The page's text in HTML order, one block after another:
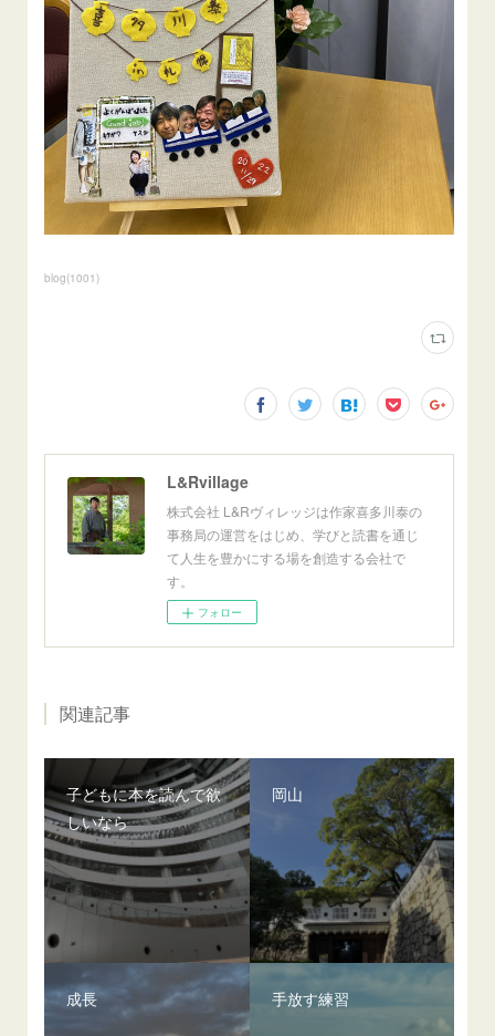
blog(1001)
L&Rvillage
株式会社 L&Rヴィレッジは作家喜多川泰の
事務局の運営をはじめ、学びと読書を通じ
て人生を豊かにする場を創造する会社で
す。
フォロー
関連記事
子どもに本を読んで欲
しいなら
岡山
成長 手放す練習